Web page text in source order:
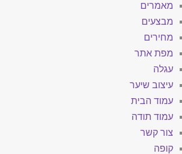
מאמרים
מבצעים
מחירים
מפת אתר
עגלה
עיצוב שיער
עמוד הבית
עמוד תודה
צור קשר
קופה